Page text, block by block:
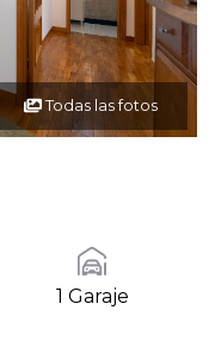
Todas las fotos
1 Garaje